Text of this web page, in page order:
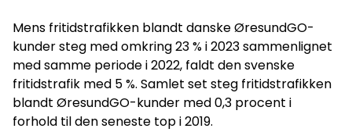
Mens fritidstrafikken blandt danske ØresundGO-
kunder steg med omkring 23 % i 2023 sammenlignet
med samme periode i 2022, faldt den svenske
fritidstrafik med 5 %. Samlet set steg fritidstrafikken
blandt ØresundGO-kunder med 0,3 procent i
forhold til den seneste top i 2019.